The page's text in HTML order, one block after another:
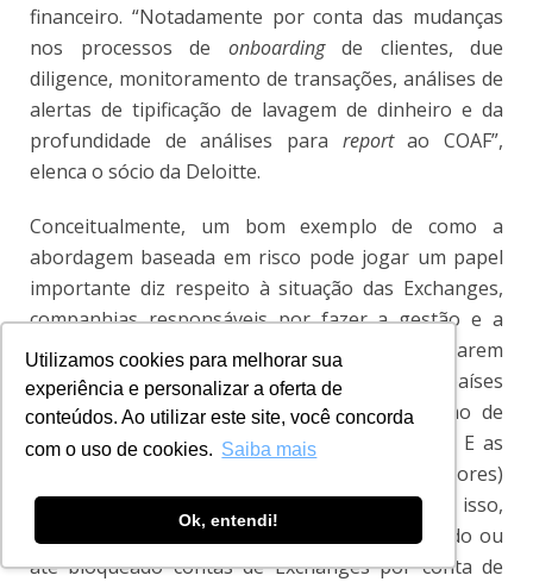
Utilizamos cookies para melhorar sua
experiência e personalizar a oferta de
conteúdos. Ao utilizar este site, você concorda
com o uso de cookies. Saiba mais
Ok, entendi!
financeiro. “Notadamente por conta das mudanças
nos processos de onboardingde clientes, due
diligence, monitoramento de transações, análises de
alertas de tipificação de lavagem de dinheiro e da
profundidade de análises para reportao COAF”,
elenca o sócio da Deloitte.
Conceitualmente, um bom exemplo de como a
abordagem baseada em risco pode jogar um papel
importante diz respeito à situação das Exchanges,
companhias responsáveis por fazer a gestão e a
movimentação de criptomoedas. Por não estarem
regulamentadas no Brasil e em vários países
importantes, elas representam um mecanismo de
lavagem e ocultação de dinheiro considerável. E as
instituições financeiras (e os próprios reguladores)
não querem assumir esse risco para si, por isso,
muitos bancos tem se recusado a abrir, fechado ou
até bloqueado contas de Exchanges por conta de